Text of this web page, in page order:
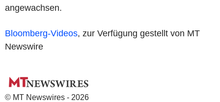
angewachsen.
Bloomberg-Videos, zur Verfügung gestellt von MT
Newswire
© MT Newswires - 2026